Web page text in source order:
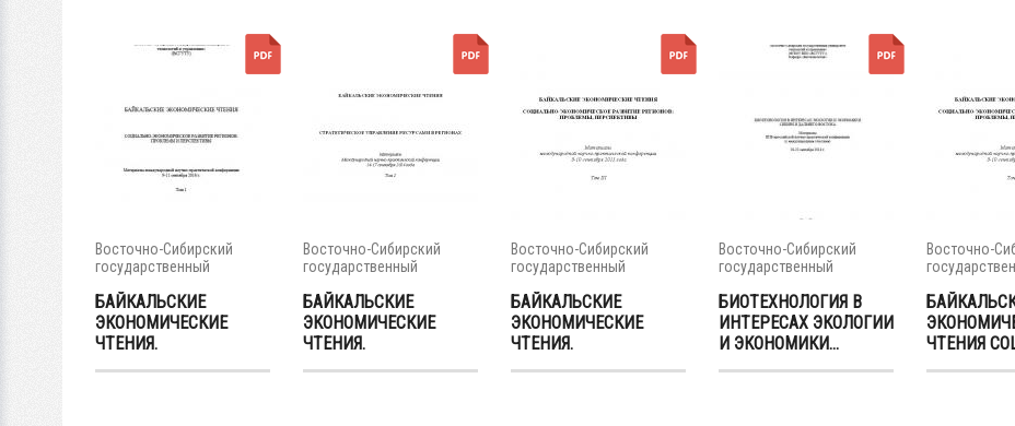
Восточно-Сибирский
государственный
БАЙКАЛЬСКИЕ
ЭКОНОМИЧЕСКИЕ
ЧТЕНИЯ.
СОЦИАЛЬНО-...
Восточно-Сибирский
государственный
БАЙКАЛЬСКИЕ
ЭКОНОМИЧЕСКИЕ
ЧТЕНИЯ.
СТРАТЕГИЧЕСКОЕ...
Восточно-Сибирский
государственный
БАЙКАЛЬСКИЕ
ЭКОНОМИЧЕСКИЕ
ЧТЕНИЯ.
СОЦИАЛЬНО-...
Восточно-Сибирский
государственный
БИОТЕХНОЛОГИЯ В
ИНТЕРЕСАХ ЭКОЛОГИИ
И ЭКОНОМИКИ...
Восточно-
ЧТЕНИЯ